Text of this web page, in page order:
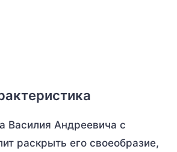
Василия Андреевича с
раскрыть его своеобразие,